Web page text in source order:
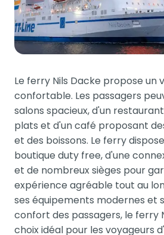
Le ferry Nils Dacke propose un
confortable. Les passagers
salons spacieux, d'un
plats et d'un café proposant
et des boissons. Le ferry
boutique duty free, d'une
et de nombreux sièges pour
expérience agréable tout au
ses équipements modernes et
confort des passagers, le ferry
choix idéal pour les voyageurs